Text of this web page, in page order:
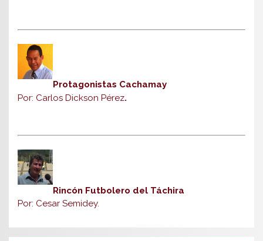
Protagonistas Cachamay
Por: Carlos Dickson Pérez.
Rincón Futbolero del Táchira
Por: Cesar Semidey.